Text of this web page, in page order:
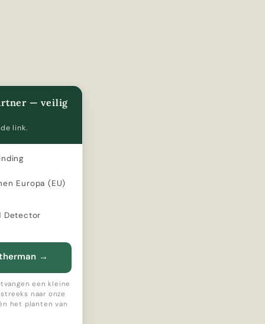
— veilig
link.
Europa (EU)
Detector
→
een kleine
naar onze
het planten van